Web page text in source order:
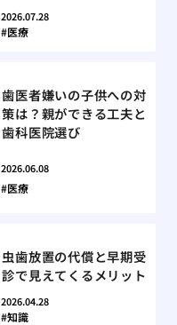
2026.07.28
医療
歯医者嫌いの子供への対
策は？親ができる工夫と
歯科医院選び
2026.06.08
医療
虫歯放置の代償と早期受
診で見えてくるメリット
2026.04.28
知識